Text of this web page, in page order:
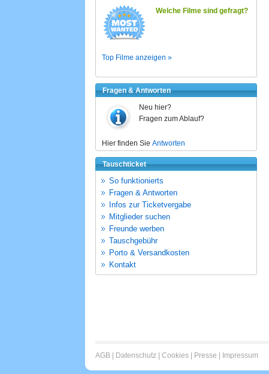
Welche Filme sind gefragt?
Top Filme anzeigen »
Fragen & Antworten
Neu hier?
Fragen zum Ablauf?
Hier finden Sie Antworten
Tauschticket
So funktionierts
Fragen & Antworten
Infos zur Ticketvergabe
Mitglieder suchen
Freunde werben
Tauschgebühr
Porto & Versandkosten
Kontakt
AGB Datenschutz Cookies Presse Impressum